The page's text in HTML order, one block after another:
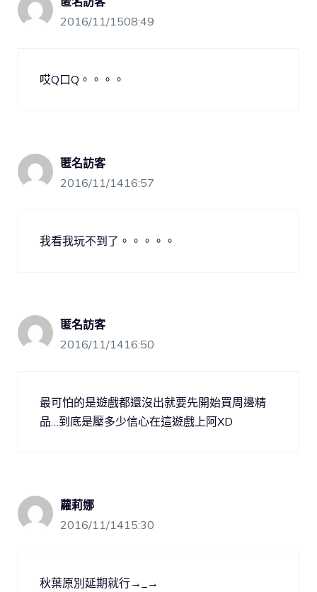
2016/11/1508:49
哎Q口Q。。。。
匿名訪客
2016/11/1416:57
我看我玩不到了。。。。。
匿名訪客
2016/11/1416:50
最可怕的是遊戲都還沒出就要先開始買周邊精
品…到底是壓多少信心在這遊戲上阿XD
蘿莉娜
2016/11/1415:30
秋葉原別延期就行→_→